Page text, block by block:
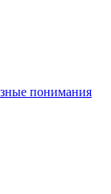
понимания